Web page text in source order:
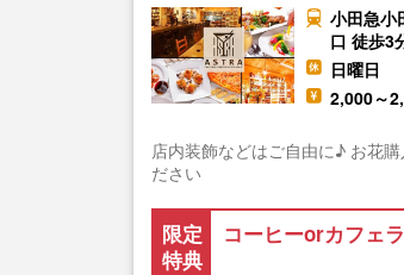
小田急小
口 徒歩3
日曜日
2,000～
店内装飾などはご自由に♪ お花購
ださい
限定
特典
コーヒーorカフェ